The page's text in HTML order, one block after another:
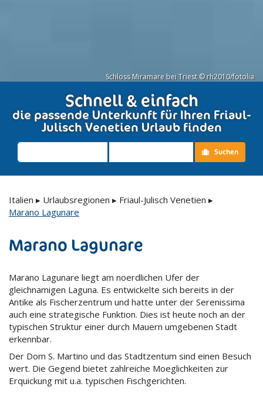
Schloss Miramare bei Triest © rh2010/fotolia
Schnell & einfach
die passende Unterkunft für Ihren Friaul-
Julisch Venetien Urlaub finden
Suchen
Italien ▸ Urlaubsregionen ▸ Friaul-Julisch Venetien ▸
Marano Lagunare
Marano Lagunare
Marano Lagunare liegt am noerdlichen Ufer der
gleichnamigen Laguna. Es entwickelte sich bereits in der
Antike als Fischerzentrum und hatte unter der Serenissima
auch eine strategische Funktion. Dies ist heute noch an der
typischen Struktur einer durch Mauern umgebenen Stadt
erkennbar.
Der Dom S. Martino und das Stadtzentum sind einen Besuch
wert. Die Gegend bietet zahlreiche Moeglichkeiten zur
Erquickung mit u.a. typischen Fischgerichten.